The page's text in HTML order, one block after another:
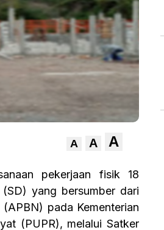
A A A
pekerjaan fisik 18
yang bersumber dari
pada Kementerian
(PUPR), melalui Satker